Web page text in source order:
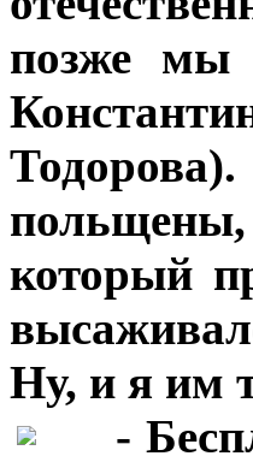
позже мы
который
Ну, и я им
-